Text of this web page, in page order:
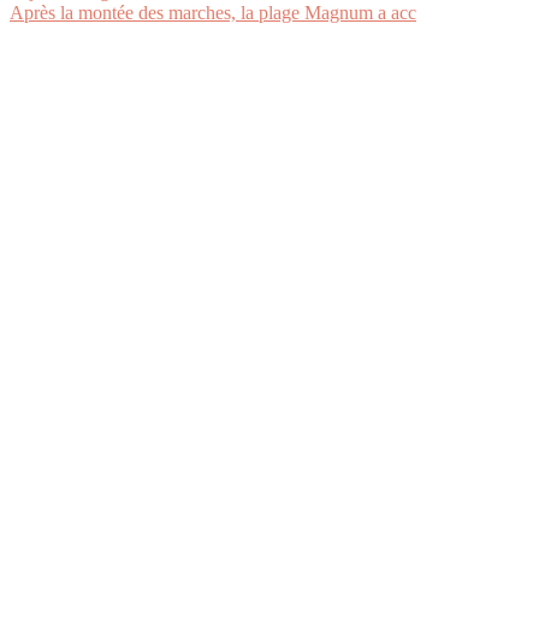
Après la montée des marches, la plage Magnum a acc